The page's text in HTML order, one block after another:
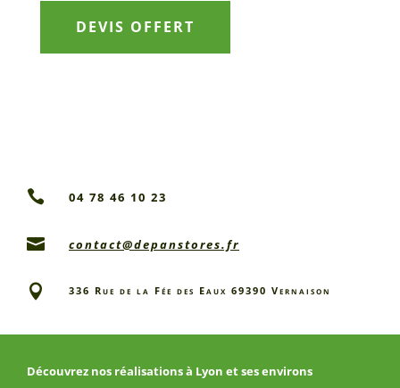
DEVIS OFFERT
 04 78 46 10 23
 contact@depanstores.fr
 336 Rue de la Fée des Eaux 69390 Vernaison
Découvrez nos réalisations à Lyon et ses environs